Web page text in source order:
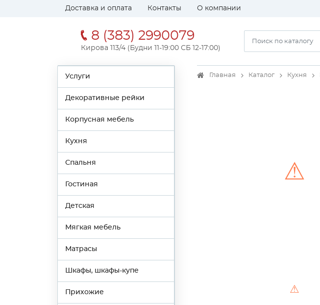
Доставка и оплата Контакты О компании
8 (383) 2990079
Кирова 113/4 (Будни 11-19:00 СБ 12-17:00)
Услуги
Декоративные рейки
Корпусная мебель
Кухня
Спальня
Гостиная
Детская
Мягкая мебель
Матрасы
Шкафы, шкафы-купе
Прихожие
Главная Каталог Кухня
⚠
⚠